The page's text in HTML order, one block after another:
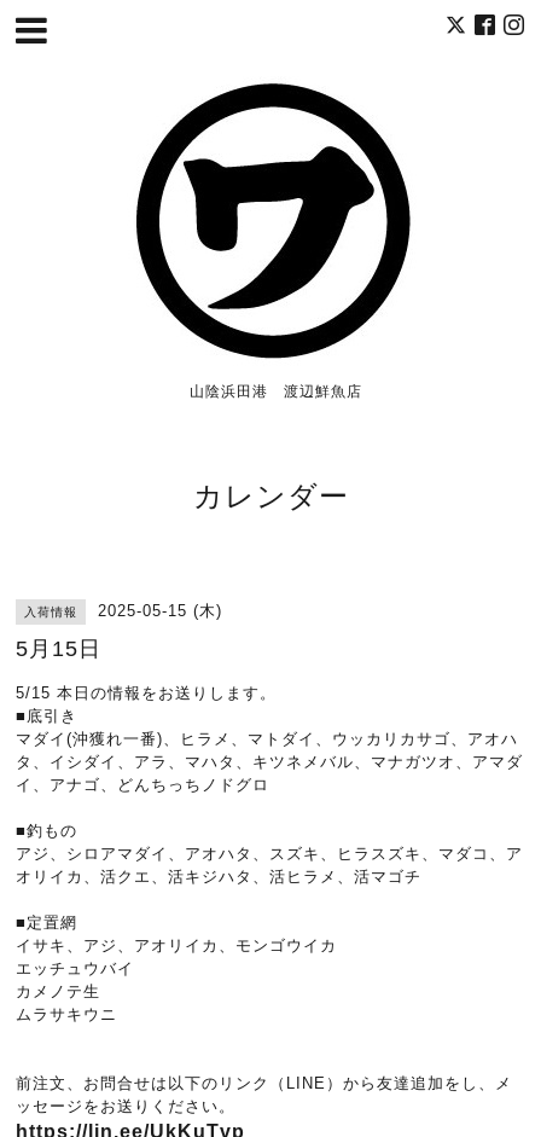
山陰浜田港 渡辺鮮魚店
カレンダー
入荷情報 2025-05-15 (木)
5月15日
5/15 本日の情報をお送りします。
■底引き
マダイ(沖獲れ一番)、ヒラメ、マトダイ、ウッカリカサゴ、アオハ
タ、イシダイ、アラ、マハタ、キツネメバル、マナガツオ、アマダ
イ、アナゴ、どんちっちノドグロ
■釣もの
アジ、シロアマダイ、アオハタ、スズキ、ヒラスズキ、マダコ、ア
オリイカ、活クエ、活キジハタ、活ヒラメ、活マゴチ
■定置網
イサキ、アジ、アオリイカ、モンゴウイカ
エッチュウバイ
カメノテ生
ムラサキウニ
前注文、お問合せは以下のリンク（LINE）から友達追加をし、メ
ッセージをお送りください。
https://lin.ee/UkKuTvp